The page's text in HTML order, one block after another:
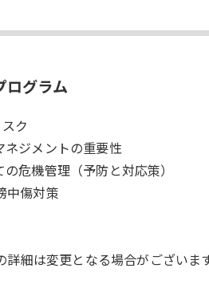
ログラム
ク
ネジメントの重要性
危機管理（予防と対応策）
中傷対策
細は変更となる場合がございま